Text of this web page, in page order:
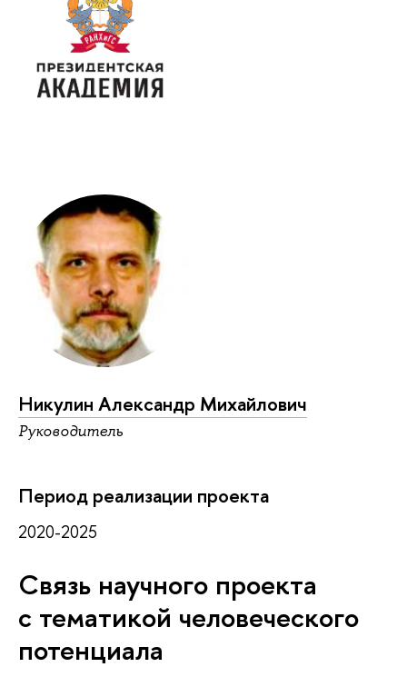
Никулин Александр Михайлович
Руководитель
Период реализации проекта
2020-2025
Связь научного проекта
с тематикой человеческого
потенциала